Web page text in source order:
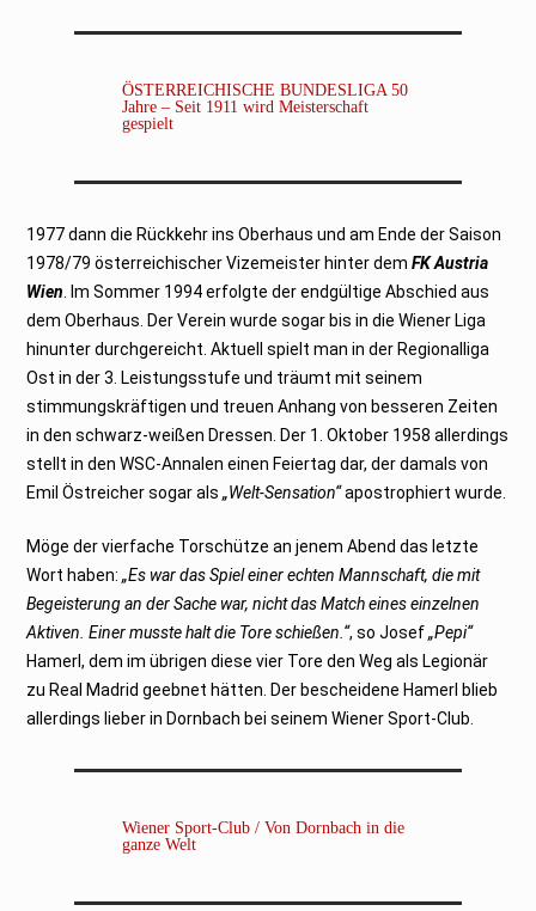
ÖSTERREICHISCHE BUNDESLIGA 50
Jahre – Seit 1911 wird Meisterschaft
gespielt
1977 dann die Rückkehr ins Oberhaus und am Ende der Saison
1978/79 österreichischer Vizemeister hinter demFK Austria
Wien. Im Sommer 1994 erfolgte der endgültige Abschied aus
dem Oberhaus. Der Verein wurde sogar bis in die Wiener Liga
hinunter durchgereicht. Aktuell spielt man in der Regionalliga
Ost in der 3. Leistungsstufe und träumt mit seinem
stimmungskräftigen und treuen Anhang von besseren Zeiten
in den schwarz-weißen Dressen. Der 1. Oktober 1958 allerdings
stellt in den WSC-Annalen einen Feiertag dar, der damals von
Emil Östreicher sogar als„Welt-Sensation“apostrophiert wurde.
Möge der vierfache Torschütze an jenem Abend das letzte
Wort haben:„Es war das Spiel einer echten Mannschaft, die mit
Begeisterung an der Sache war, nicht das Match eines einzelnen
Aktiven. Einer musste halt die Tore schießen.“, so Josef„Pepi“
Hamerl, dem im übrigen diese vier Tore den Weg als Legionär
zu Real Madrid geebnet hätten. Der bescheidene Hamerl blieb
allerdings lieber in Dornbach bei seinem Wiener Sport-Club.
Wiener Sport-Club / Von Dornbach in die
ganze Welt